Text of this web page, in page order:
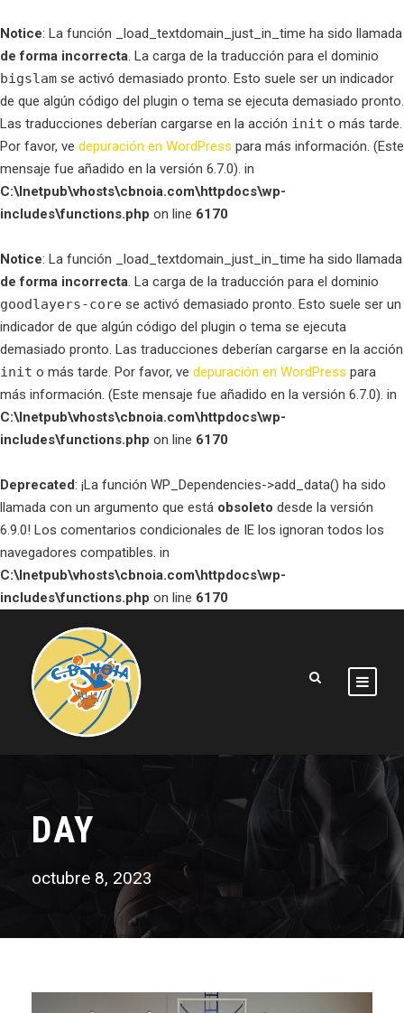
Notice: La función _load_textdomain_just_in_time ha sido llamada
de forma incorrecta. La carga de la traducción para el dominio
bigslam se activó demasiado pronto. Esto suele ser un indicador
de que algún código del plugin o tema se ejecuta demasiado pronto.
Las traducciones deberían cargarse en la acción init o más tarde.
Por favor, ve depuración en WordPress para más información. (Este
mensaje fue añadido en la versión 6.7.0). in
C:\Inetpub\vhosts\cbnoia.com\httpdocs\wp-
includes\functions.php on line 6170
Notice: La función _load_textdomain_just_in_time ha sido llamada
de forma incorrecta. La carga de la traducción para el dominio
goodlayers-core se activó demasiado pronto. Esto suele ser un
indicador de que algún código del plugin o tema se ejecuta
demasiado pronto. Las traducciones deberían cargarse en la acción
init o más tarde. Por favor, ve depuración en WordPress para
más información. (Este mensaje fue añadido en la versión 6.7.0). in
C:\Inetpub\vhosts\cbnoia.com\httpdocs\wp-
includes\functions.php on line 6170
Deprecated: ¡La función WP_Dependencies->add_data() ha sido
llamada con un argumento que está obsoleto desde la versión
6.9.0! Los comentarios condicionales de IE los ignoran todos los
navegadores compatibles. in
C:\Inetpub\vhosts\cbnoia.com\httpdocs\wp-
includes\functions.php on line 6170
DAY
octubre 8, 2023